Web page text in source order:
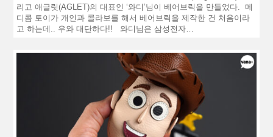
리고 애글릿(AGLET)의 대표인 ‘와디’님이 베어브릭을 만들었다. 메
디콤 토이가 개인과 콜라보를 해서 베어브릭을 제작한 건 처음이라
고 하는데.. 우와 대단하다!! 와디님은 삼성전자…